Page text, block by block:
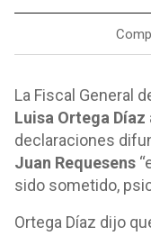
La Fiscal General
Luisa Ortega Díaz
declaraciones
Juan Requesens
sido sometido,
Ortega Díaz dijo